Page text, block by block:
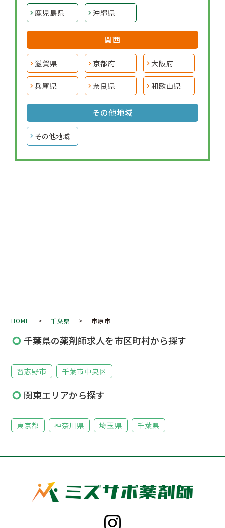
鹿児島県 沖縄県
関西
滋賀県 京都府 大阪府
兵庫県 奈良県 和歌山県
その他地域
その他地域
HOME >千葉県 > 市原市
千葉県の薬剤師求人を市区町村から探す
習志野市 千葉市中央区
関東エリアから探す
東京都 神奈川県 埼玉県 千葉県